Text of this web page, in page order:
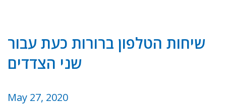
שיחות הטלפון ברורות כעת עבור
שני הצדדים
May 27, 2020